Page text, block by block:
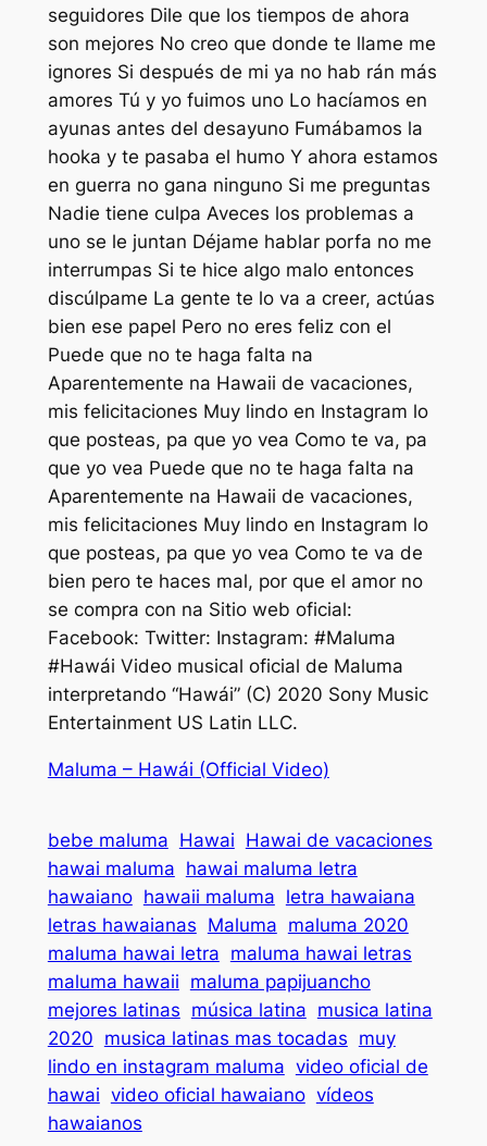
seguidores Dile que los tiempos de ahora
son mejores No creo que donde te llame me
ignores Si después de mi ya no hab rán más
amores Tú y yo fuimos uno Lo hacíamos en
ayunas antes del desayuno Fumábamos la
hooka y te pasaba el humo Y ahora estamos
en guerra no gana ninguno Si me preguntas
Nadie tiene culpa Aveces los problemas a
uno se le juntan Déjame hablar porfa no me
interrumpas Si te hice algo malo entonces
discúlpame La gente te lo va a creer, actúas
bien ese papel Pero no eres feliz con el
Puede que no te haga falta na
Aparentemente na Hawaii de vacaciones,
mis felicitaciones Muy lindo en Instagram lo
que posteas, pa que yo vea Como te va, pa
que yo vea Puede que no te haga falta na
Aparentemente na Hawaii de vacaciones,
mis felicitaciones Muy lindo en Instagram lo
que posteas, pa que yo vea Como te va de
bien pero te haces mal, por que el amor no
se compra con na Sitio web oficial:
Facebook: Twitter: Instagram: #Maluma
#Hawái Video musical oficial de Maluma
interpretando “Hawái” (C) 2020 Sony Music
Entertainment US Latin LLC.
Maluma – Hawái (Official Video)
bebe maluma Hawai Hawai de vacaciones
hawai maluma hawai maluma letra
hawaiano hawaii maluma letra hawaiana
letras hawaianas Maluma maluma 2020
maluma hawai letra maluma hawai letras
maluma hawaii maluma papijuancho
mejores latinas música latina musica latina
2020 musica latinas mas tocadas muy
lindo en instagram maluma video oficial de
hawai video oficial hawaiano vídeos
hawaianos